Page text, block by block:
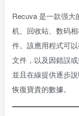
Recuva 是一款强大
机、回收站、数码
件。該應用程式可
文件，以及因錯誤
並且在線提供逐步
恢復寶貴的數據。